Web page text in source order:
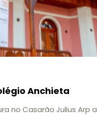
Anchieta
no Casarão Julius Arp a